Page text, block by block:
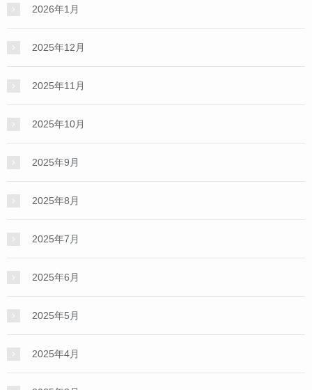
2026年1月
2025年12月
2025年11月
2025年10月
2025年9月
2025年8月
2025年7月
2025年6月
2025年5月
2025年4月